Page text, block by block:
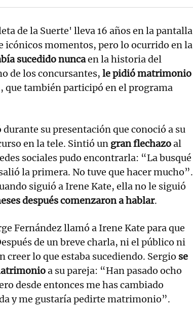
de la Suerte' lleva 16 años en la pantalla
icónicos momentos, pero lo ocurrido en la
sucedido nuncaen la historia del
de los concursantes, le pidió matrimonio
que también participó en el programa
su presentación que conoció a su
en la tele. Sintió un gran flechazoal
sociales pudo encontrarla: “La busqué
la primera. No tuve que hacer mucho”.
siguió a Irene Kate, ella no le siguió
después comenzaron a hablar.
Fernández llamó a Irene Kate para que
de un breve charla, ni el público ni
creer lo que estaba sucediendo. Sergio se
a su pareja: “Han pasado ocho
desde entonces me has cambiado
y me gustaría pedirte matrimonio”.